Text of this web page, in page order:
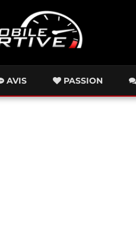
AVIS PASSION